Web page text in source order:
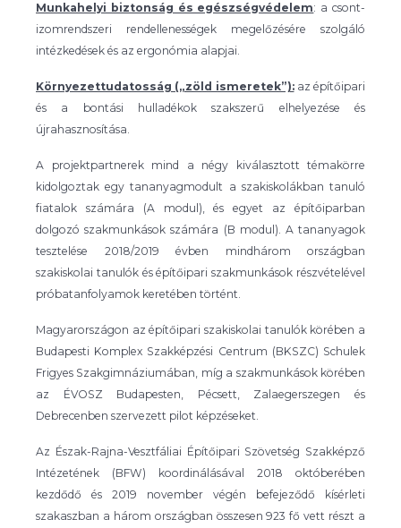
Munkahelyi biztonság és egészségvédelem: a csont-
izomrendszeri rendellenességek megelőzésére szolgáló
intézkedések és az ergonómia alapjai.
Környezettudatosság („zöld ismeretek”):az építőipari
és a bontási hulladékok szakszerű elhelyezése és
újrahasznosítása.
A projektpartnerek mind a négy kiválasztott témakörre
kidolgoztak egy tananyagmodult a szakiskolákban tanuló
fiatalok számára (A modul), és egyet az építőiparban
dolgozó szakmunkások számára (B modul). A tananyagok
tesztelése 2018/2019 évben mindhárom országban
szakiskolai tanulók és építőipari szakmunkások részvételével
próbatanfolyamok keretében történt.
Magyarországon az építőipari szakiskolai tanulók körében a
Budapesti Komplex Szakképzési Centrum (BKSZC) Schulek
Frigyes Szakgimnáziumában, míg a szakmunkások körében
az ÉVOSZ Budapesten, Pécsett, Zalaegerszegen és
Debrecenben szervezett pilot képzéseket.
Az Észak-Rajna-Vesztfáliai Építőipari Szövetség Szakképző
Intézetének (BFW) koordinálásával 2018 októberében
kezdődő és 2019 november végén befejeződő kísérleti
szakaszban a három országban összesen 923 fő vett részt a